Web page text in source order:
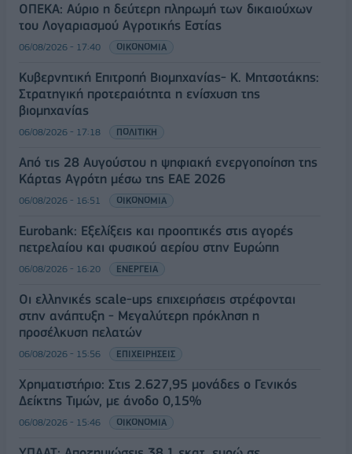
ΟΠΕΚΑ: Αύριο η δεύτερη πληρωμή των δικαιούχων
του Λογαριασμού Αγροτικής Εστίας
06/08/2026 - 17:40 ΟΙΚΟΝΟΜΙΑ
Κυβερνητική Επιτροπή Βιομηχανίας- Κ. Μητσοτάκης:
Στρατηγική προτεραιότητα η ενίσχυση της
βιομηχανίας
06/08/2026 - 17:18 ΠΟΛΙΤΙΚΗ
Από τις 28 Αυγούστου η ψηφιακή ενεργοποίηση της
Κάρτας Αγρότη μέσω της ΕΑΕ 2026
06/08/2026 - 16:51 ΟΙΚΟΝΟΜΙΑ
Eurobank: Εξελίξεις και προοπτικές στις αγορές
πετρελαίου και φυσικού αερίου στην Ευρώπη
06/08/2026 - 16:20 ΕΝΕΡΓΕΙΑ
Οι ελληνικές scale-ups επιχειρήσεις στρέφονται
στην ανάπτυξη - Μεγαλύτερη πρόκληση η
προσέλκυση πελατών
06/08/2026 - 15:56 ΕΠΙΧΕΙΡΗΣΕΙΣ
Χρηματιστήριο: Στις 2.627,95 μονάδες ο Γενικός
Δείκτης Τιμών, με άνοδο 0,15%
06/08/2026 - 15:46 ΟΙΚΟΝΟΜΙΑ